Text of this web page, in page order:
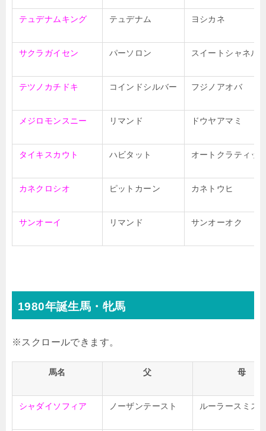
テュデナムキング テュデナム ヨシカネ
サクラガイセン パーソロン スイートシャネル
テツノカチドキ コインドシルバー フジノアオバ
メジロモンスニー リマンド ドウヤアマミ
タイキスカウト ハビタット オートクラティッ
カネクロシオ ピットカーン カネトウヒ
サンオーイ リマンド サンオーオク
1980年誕生馬・牝馬
馬名 父 母
シャダイソフィア ノーザンテースト ルーラースミス